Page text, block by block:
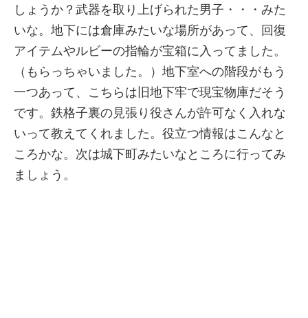
しょうか？武器を取り上げられた男子・・・みた
いな。地下には倉庫みたいな場所があって、回復
アイテムやルビーの指輪が宝箱に入ってました。
（もらっちゃいました。）地下室への階段がもう
一つあって、こちらは旧地下牢で現宝物庫だそう
です。鉄格子裏の見張り役さんが許可なく入れな
いって教えてくれました。役立つ情報はこんなと
ころかな。次は城下町みたいなところに行ってみ
ましょう。